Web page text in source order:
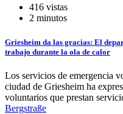
416 vistas
2 minutos
Griesheim da las gracias: El
trabajo durante la ola de calor
Los servicios de emergencia
ciudad de Griesheim ha
voluntarios que prestan
Bergstraße